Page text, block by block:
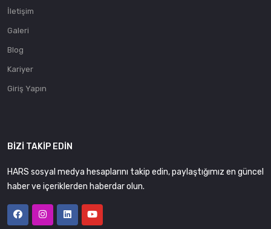
İletişim
Galeri
Blog
Kariyer
Giriş Yapın
BIZI TAKIP EDIN
HARS sosyal medya hesaplarını takip edin, paylaştığımız en güncel
haber ve içeriklerden haberdar olun.